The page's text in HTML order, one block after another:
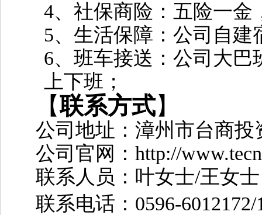
4、社保商险：五险一金
5、生活保障：公司自
6、班车接送：公司大
上下班；
【联系方式】
公司地址：漳州市台商
公司官网： http://
联系人员：叶女士/王女士
联系电话： 0596-